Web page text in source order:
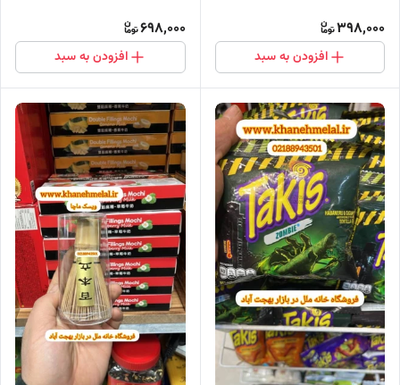
398,000
افزودن به سبد
698,000
افزودن به سبد